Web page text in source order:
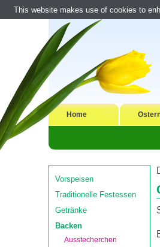
Home
Vorspeisen
Traditionelle Festessen
Getränke
Backen
Ausstecherchen
This website makes use of cookies to